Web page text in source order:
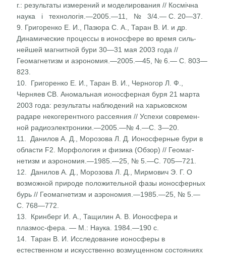
г.: результаты измерений и моделирования // Космічна
наука і технологія.—2005.—11, № 3/4.— С. 20—37.
9. Григоренко Е. И., Пазюра С. А., Таран В. И. и др.
Динамические процессы в ионосфере во время силь­
нейшей магнитной бури 30—31 мая 2003 года //
Геомагнетизм и аэрономия.—2005.—45, № 6.— С. 803—
823.
10. Григоренко Е. И., Таран В. И., Черногор Л. Ф.,
Черняев СВ. Аномальная ионосферная буря 21 марта
2003 года: результаты наблюдений на харьковском
радаре некогерентного рассеяния // Успехи современ­
ной радиоэлектроники.—2005.—№ 4.—С. 3—20.
11. Данилов А. Д., Морозова Л. Д. Ионосферные бури в
области F2. Морфология и физика (Обзор) // Геомаг­
нетизм и аэрономия.—1985.—25, № 5.—С. 705—721.
12. Данилов А. Д., Морозова Л. Д., Мирмович Э. Г. О
возможной природе положительной фазы ионосферных
бурь // Геомагнетизм и аэрономия.—1985.—25, № 5.—
С. 768—772.
13. Кринберг И. А., Тащилин А. В. Ионосфера и
плазмос-фера. — М.: Наука. 1984.—190 с.
14. Таран В. И. Исследование ионосферы в
естественном и искусственно возмущенном состояниях